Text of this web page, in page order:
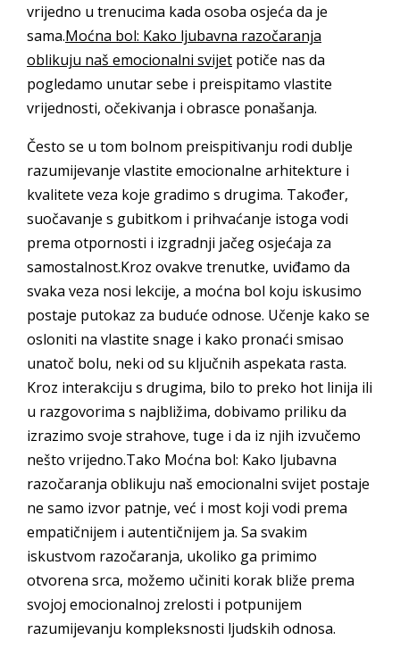
vrijedno u trenucima kada osoba osjeća da je
sama.Moćna bol: Kako ljubavna razočaranja
oblikuju naš emocionalni svijet potiče nas da
pogledamo unutar sebe i preispitamo vlastite
vrijednosti, očekivanja i obrasce ponašanja.
Često se u tom bolnom preispitivanju rodi dublje
razumijevanje vlastite emocionalne arhitekture i
kvalitete veza koje gradimo s drugima. Također,
suočavanje s gubitkom i prihvaćanje istoga vodi
prema otpornosti i izgradnji jačeg osjećaja za
samostalnost.Kroz ovakve trenutke, uviđamo da
svaka veza nosi lekcije, a moćna bol koju iskusimo
postaje putokaz za buduće odnose. Učenje kako se
osloniti na vlastite snage i kako pronaći smisao
unatoč bolu, neki od su ključnih aspekata rasta.
Kroz interakciju s drugima, bilo to preko hot linija ili
u razgovorima s najbližima, dobivamo priliku da
izrazimo svoje strahove, tuge i da iz njih izvučemo
nešto vrijedno.Tako Moćna bol: Kako ljubavna
razočaranja oblikuju naš emocionalni svijet postaje
ne samo izvor patnje, već i most koji vodi prema
empatičnijem i autentičnijem ja. Sa svakim
iskustvom razočaranja, ukoliko ga primimo
otvorena srca, možemo učiniti korak bliže prema
svojoj emocionalnoj zrelosti i potpunijem
razumijevanju kompleksnosti ljudskih odnosa.